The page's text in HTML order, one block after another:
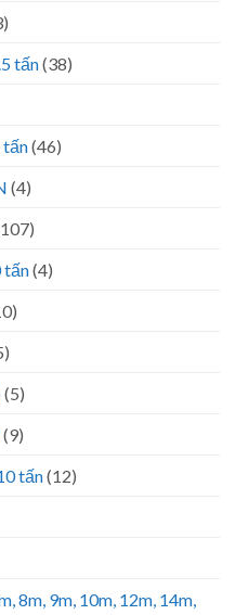
tấn(38)
tấn(46)
(4)
tấn(4)
(5)
(9)
tấn(12)
8m, 9m, 10m, 12m, 14m,